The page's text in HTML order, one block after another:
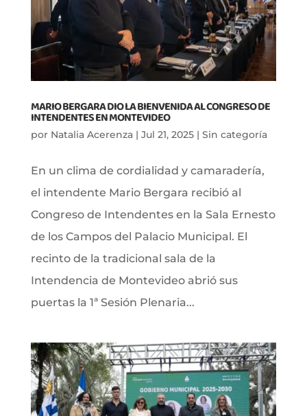
MARIO BERGARA DIO LA BIENVENIDA AL CONGRESO DE
INTENDENTES EN MONTEVIDEO
por Natalia Acerenza| Jul 21, 2025| Sin categoría
En un clima de cordialidad y camaradería,
el intendente Mario Bergara recibió al
Congreso de Intendentes en la Sala Ernesto
de los Campos del Palacio Municipal. El
recinto de la tradicional sala de la
Intendencia de Montevideo abrió sus
puertas la 1ª Sesión Plenaria...